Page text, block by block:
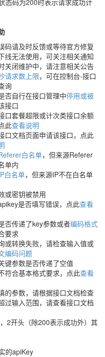
态码为200时表示请求成功计
码请及时反馈或等待官方修复
线无法使用，可关注相关通知
关闭维护中，请注意相关公告
请求数上限，可在控制台-接口
询
否自行在接口管理中停用或被
接口
口套餐超限或计次类接口余额
此查看说明
口文档页面申请该接口，点此
白名单，但来源Referer
单内
白名单，但来源IP不在白名单
或密钥被禁用
是否填写错误，点此查看
否传递了key参数或者编码格式
要求
或转换失败，请检查输入值或
编码问题
键参数是否传递了空值
符合基本格式要求，点此查看
的参数，请根据接口文档检查
过输入范围，请查看接口文档
2开头（除200表示成功外）其
的apiKey